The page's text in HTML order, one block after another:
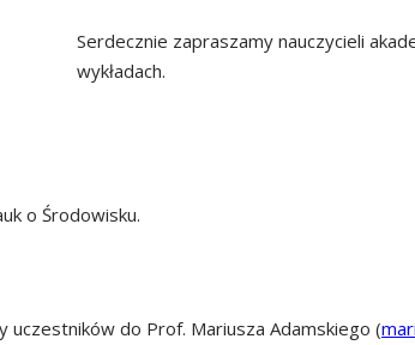
Serdecznie zapraszamy nauczycieli
wykładach.
o Środowisku.
do Prof. Mariusza Adamskiego (